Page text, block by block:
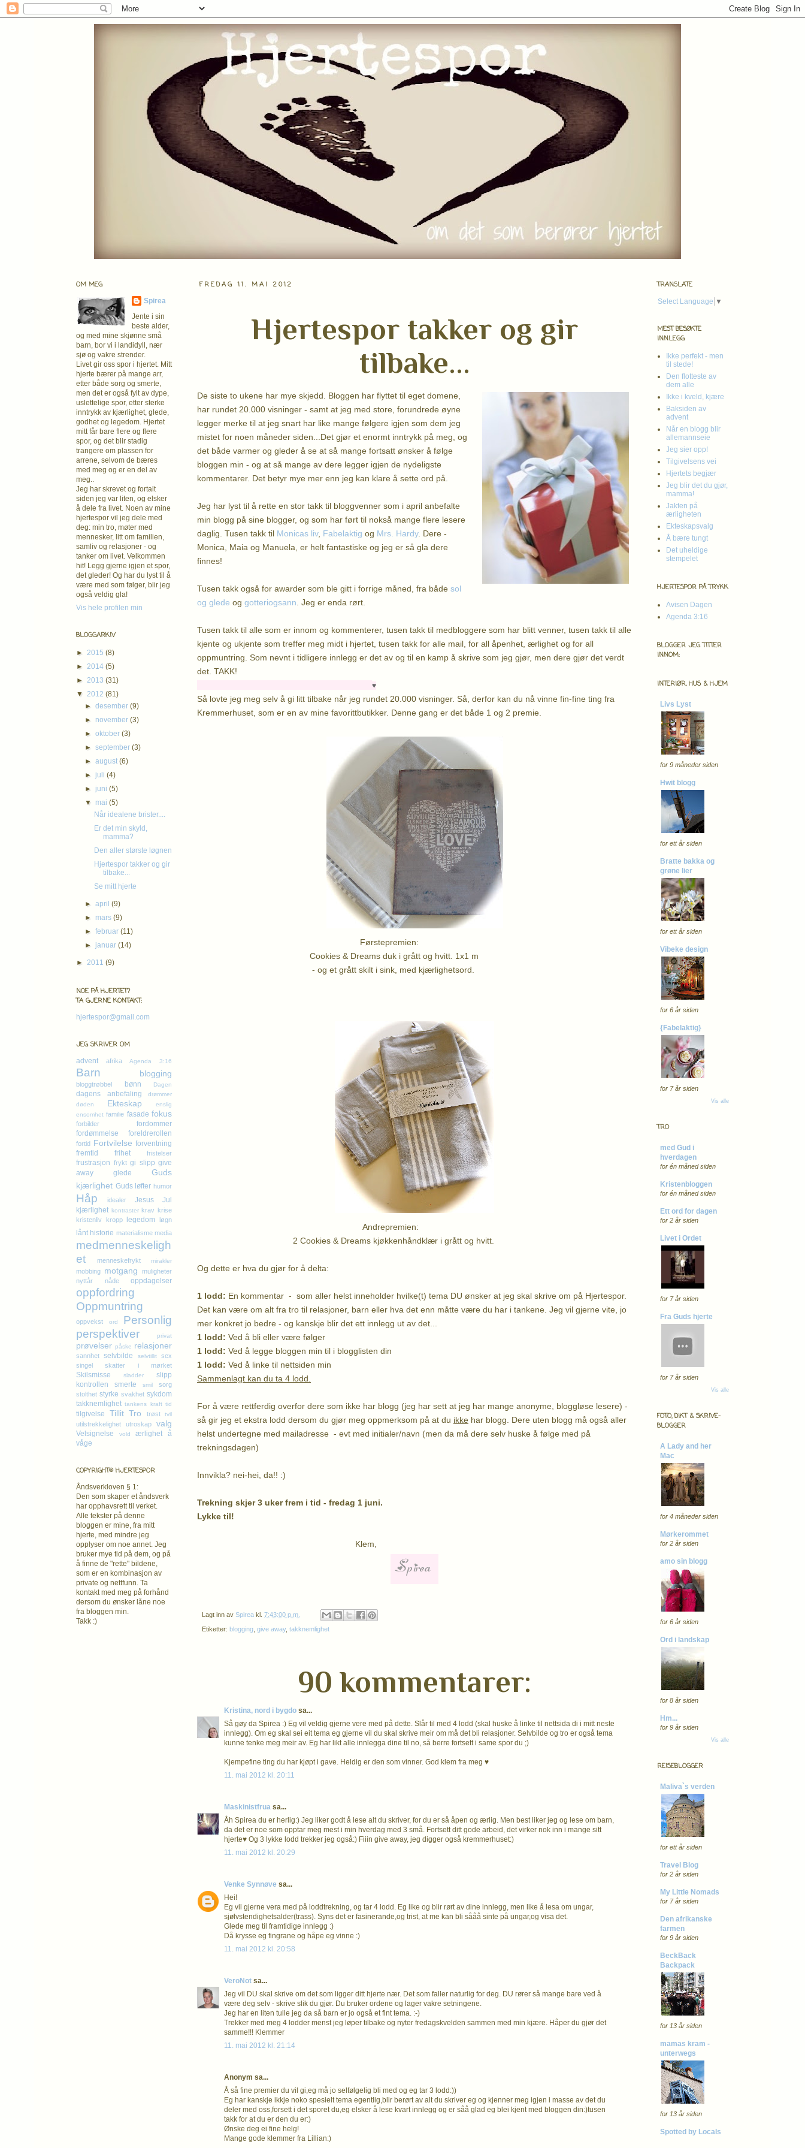
FREDAG 11. MAI 2012
Hjertespor takker og gir
tilbake...
De siste to ukene har mye skjedd. Bloggen har flyttet til eget domene,
har rundet 20.000 visninger - samt at jeg med store, forundrede øyne
legger merke til at jeg snart har like mange følgere igjen som dem jeg
mistet for noen måneder siden...Det gjør et enormt inntrykk på meg, og
det både varmer og gleder å se at så mange fortsatt ønsker å følge
bloggen min - og at så mange av dere legger igjen de nydeligste
kommentarer. Det betyr mye mer enn jeg kan klare å sette ord på.
Jeg har lyst til å rette en stor takk til bloggvenner som i april anbefalte
min blogg på sine blogger, og som har ført til nokså mange flere lesere
daglig. Tusen takk til Monicas liv, Fabelaktig og Mrs. Hardy. Dere -
Monica, Maia og Manuela, er helt fantastiske og jeg er så gla dere
finnes!
Tusen takk også for awarder som ble gitt i forrige måned, fra både sol
og glede og gotteriogsann . Jeg er enda rørt.
Tusen takk til alle som er innom og kommenterer, tusen takk til medbloggere som har blitt venner, tusen takk til alle
kjente og ukjente som treffer meg midt i hjertet, tusen takk for alle mail, for all åpenhet, ærlighet og for all
oppmuntring. Som nevnt i tidligere innlegg er det av og til en kamp å skrive som jeg gjør, men dere gjør det verdt
det. TAKK!
♥
Så lovte jeg meg selv å gi litt tilbake når jeg rundet 20.000 visninger. Så, derfor kan du nå vinne fin-fine ting fra
Kremmerhuset, som er en av mine favorittbutikker. Denne gang er det både 1 og 2 premie.
Førstepremien:
Cookies & Dreams duk i grått og hvitt. 1x1 m
- og et grått skilt i sink, med kjærlighetsord.
Andrepremien:
2 Cookies & Dreams kjøkkenhåndklær i grått og hvitt.
Og dette er hva du gjør for å delta:
1 lodd: En kommentar - som aller helst inneholder hvilke(t) tema DU ønsker at jeg skal skrive om på Hjertespor.
Det kan være om alt fra tro til relasjoner, barn eller hva det enn måtte være du har i tankene. Jeg vil gjerne vite, jo
mer konkret jo bedre - og kanskje blir det ett innlegg ut av det...
1 lodd: Ved å bli eller være følger
1 lodd: Ved å legge bloggen min til i blogglisten din
1 lodd: Ved å linke til nettsiden min
Sammenlagt kan du ta 4 lodd.
For å være rettferdig overfor dere som ikke har blogg (jeg har sett at jeg har mange anonyme, bloggløse lesere) -
så gir jeg et ekstra lodd dersom du gjør meg oppmerksom på at du ikke har blogg. Dere uten blogg må også aller
helst undertegne med mailadresse - evt med initialer/navn (men da må dere selv huske å følge med på
trekningsdagen)
Innvikla? nei-hei, da!! :)
Trekning skjer 3 uker frem i tid - fredag 1 juni.
Lykke til!
Klem,
Lagt inn av Spirea kl. 7:43:00 p.m.
Etiketter: blogging give away, takknemlighet
90 kommentarer:
Kristina, nord i bygdo sa...
Så gøy da Spirea :) Eg vil veldig gjerne vere med på dette. Slår til med 4 lodd (skal huske å linke til nettsida di i mitt neste
innlegg). Om eg skal sei eit tema eg gjerne vil du skal skrive meir om må det bli relasjoner. Selvbilde og tro er også tema
kunne tenke meg meir av. Eg har likt alle innlegga dine til no, så berre fortsett i same spor du ;)
Kjempefine ting du har kjøpt i gave. Heldig er den som vinner. God klem fra meg ♥
11. mai 2012 kl. 20:11
Maskinistfrua sa...
Åh Spirea du er herlig:) Jeg liker godt å lese alt du skriver, for du er så åpen og ærlig. Men best liker jeg og lese om barn,
da det er noe som opptar meg mest i min hverdag med 3 små. Fortsett ditt gode arbeid, det virker nok inn i mange sitt
hjerte♥ Og 3 lykke lodd trekker jeg også:) Fiiin give away, jeg digger også kremmerhuset:)
11. mai 2012 kl. 20:29
Venke Synnøve sa...
Hei!
Eg vil gjerne vera med på loddtrekning, og tar 4 lodd. Eg like og blir rørt av dine innlegg, men like å lesa om ungar,
sjølvstendighetsalder(trass). Syns det er fasinerande,og trist, at me kan bli sååå sinte på ungar,og visa det.
Glede meg til framtidige innlegg :)
Då krysse eg fingrane og håpe eg vinne :)
11. mai 2012 kl. 20:58
VeroNot sa...
Jeg vil DU skal skrive om det som ligger ditt hjerte nær. Det som faller naturlig for deg. DU rører så mange bare ved å
være deg selv - skrive slik du gjør. Du bruker ordene og lager vakre setningene.
Jeg har en liten tulle jeg da så barn er jo også et fint tema. :-)
Trekker med meg 4 lodder menst jeg løper tilbake og nyter fredagskvelden sammen med min kjære. Håper du gjør det
samme!!! Klemmer
11. mai 2012 kl. 21:14
Anonym sa...
Å så fine premier du vil gi,eg må jo selfølgelig bli med og eg tar 3 lodd:))
Eg har kanskje ikkje noko spesielt tema egentlig,blir berørt av alt du skriver eg og kjenner meg igjen i masse av det du
deler med oss,forsett i det sporet du,eg elsker å lese kvart innlegg og er såå glad eg blei kjent med bloggen din:)tusen
takk for at du er den du er:)
Ønske deg ei fine helg!
Mange gode klemmer fra Lillian:)
OM MEG
Spirea
Jente i sin
beste alder,
og med mine skjønne små
barn, bor vi i landidyll, nær
sjø og vakre strender.
Livet gir oss spor i hjertet. Mitt
hjerte bærer på mange arr,
etter både sorg og smerte,
men det er også fylt av dype,
uslettelige spor, etter sterke
inntrykk av kjærlighet, glede,
godhet og legedom. Hjertet
mitt får bare flere og flere
spor, og det blir stadig
trangere om plassen for
arrene, selvom de bæres
med meg og er en del av
meg..
Jeg har skrevet og fortalt
siden jeg var liten, og elsker
å dele fra livet. Noen av mine
hjertespor vil jeg dele med
deg: min tro, møter med
mennesker, litt om familien,
samliv og relasjoner - og
tanker om livet. Velkommen
hit! Legg gjerne igjen et spor,
det gleder! Og har du lyst til å
være med som følger, blir jeg
også veldig gla!
Vis hele profilen min
BLOGGARKIV
► 2015 (8)
► 2014 (5)
► 2013 (31)
▼ 2012 (81)
►desember(9)
► november(3)
►oktober(3)
►september(3)
►august(6)
► juli(4)
► juni(5)
▼ mai(5)
Når idealene brister....
Er det min skyld,
mamma?
Den aller største løgnen
Hjertespor takker og gir
tilbake...
Se mitt hjerte
►april(9)
► mars(9)
►februar(11)
► januar(14)
► 2011 (9)
NOE PÅ HJERTET?
TA GJERNE KONTAKT:
hjertespor@gmail.com
JEG SKRIVER OM
advent afrika Agenda 3:16
Barn blogging
bloggtrøbbel bønn Dagen
dagens anbefaling
drømmer
døden
Ekteskap
enslig
ensomhet familie fasade fokus
forbilder
fordommer
fordømmelse
foreldrerollen
fortid Fortvilelse forventning
fremtid
frihet fristelser
frustrasjon frykt gi slipp give
away
glede
Guds
kjærlighet Guds løfter humor
Håp idealer Jesus
Jul
kjærlighet kontraster krav krise
kristenliv kropp legedom løgn
lånt historie materialisme media
medmenneskeligh
et
menneskefrykt mirakler
mobbing motgang
muligheter
nyttår
nåde oppdagelser
oppfordring
Oppmuntring
oppvekst ord
Personlig
perspektiver
privat
prøvelser påske relasjoner
sannhet selvbilde selvtillit
sex
singel
skatter i mørket
Skilsmisse sladder
slipp
kontrollen
smerte smil
sorg
stolthet styrke svakhet sykdom
takknemlighet tankens kraft tid
tilgivelse Tillit Tro trøst tvil
utilstrekkelighet utroskap valg
Velsignelse vold ærlighet
å
våge
COPYRIGHT© HJERTESPOR
Åndsverkloven § 1:
Den som skaper et åndsverk
har opphavsretttil verket.
Alle tekster på denne
bloggen er mine, fra mitt
hjerte, med mindre jeg
opplyser om noe annet. Jeg
bruker mye tid på dem, og på
å finne de "rette" bildene,
som er en kombinasjon av
private og nettfunn. Ta
kontakt med meg på forhånd
dersom du ønsker låne noe
fra bloggen min.
Takk :)
TRANSLATE
Select Language ▼
MEST BESØKTE
INNLEGG
Ikke perfekt - men
til stede!
Den flotteste av
dem alle
Ikke i kveld, kjære
Baksiden av
advent
Når en blogg blir
allemannseie
Jeg sier opp!
Tilgivelsens vei
Hjertets begjær
Jeg blir det du gjør,
mamma!
Jakten på
ærligheten
Ekteskapsvalg
Å bære tungt
Det uheldige
stempelet
HJERTESPOR PÅ TRYKK
Avisen Dagen
Agenda 3:16
BLOGGER JEG TITTER
INNOM:
INTERIØR, HUS & HJEM
Livs Lyst
for 9 måneder siden
Hwit blogg
for ett år siden
Bratte bakka og
grøne lier
for ett år siden
Vibeke design
for 6 år siden
{Fabelaktig}
for 7 år siden
Vis alle
TRO
med Gud i
hverdagen
for én måned siden
Kristenbloggen
for én måned siden
Ett ord for dagen
for 2 år siden
Livet i Ordet
for 7 år siden
Fra Guds hjerte
for 7 år siden
Vis alle
FOTO, DIKT & SKRIVE-
BLOGGER
A Lady and her
Mac
for 4 måneder siden
Mørkerommet
for 2 år siden
amo sin blogg
for 6 år siden
Ord i landskap
for 8 år siden
Hm...
for 9 år siden
Vis alle
REISEBLOGGER
Maliva`s verden
for ett år siden
Travel Blog
for 2 år siden
My Little Nomads
for 7 år siden
Den afrikanske
farmen
for 9 år siden
BeckBack
Backpack
for 13 år siden
mamas kram -
unterwegs
for 13 år siden
Spotted by Locals